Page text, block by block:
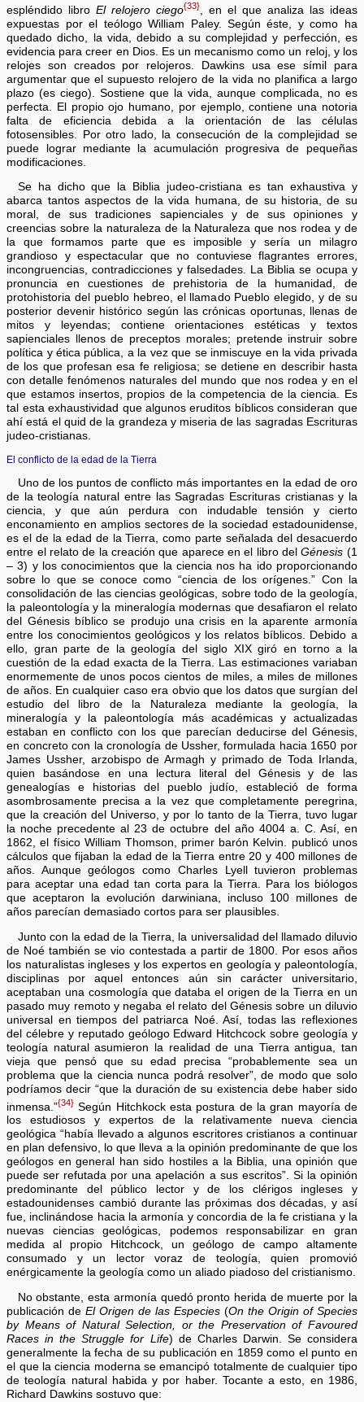
espléndido libroEl relojero ciego{33}
, en el que analiza las ideas
expuestas por el teólogo William Paley. Según éste, y como ha
quedado dicho, la vida, debido a su complejidad y perfección, es
evidencia para creer en Dios. Es un mecanismo como un reloj, y los
relojes son creados por relojeros. Dawkins usa ese símil para
argumentar que el supuesto relojero de la vida no planifica a largo
plazo (es ciego). Sostiene que la vida, aunque complicada, no es
perfecta. El propio ojo humano, por ejemplo, contiene una notoria
falta de eficiencia debida a la orientación de las células
fotosensibles. Por otro lado, la consecución de la complejidad se
puede lograr mediante la acumulación progresiva de pequeñas
modificaciones.
Se ha dicho que la Biblia judeo-cristiana es tan exhaustiva y
abarca tantos aspectos de la vida humana, de su historia, de su
moral, de sus tradiciones sapienciales y de sus opiniones y
creencias sobre la naturaleza de la Naturaleza que nos rodea y de
la que formamos parte que es imposible y sería un milagro
grandioso y espectacular que no contuviese flagrantes errores,
incongruencias, contradicciones y falsedades. La Biblia se ocupa y
pronuncia en cuestiones de prehistoria de la humanidad, de
protohistoria del pueblo hebreo, el llamado Pueblo elegido, y de su
posterior devenir histórico según las crónicas oportunas, llenas de
mitos y leyendas; contiene orientaciones estéticas y textos
sapienciales llenos de preceptos morales; pretende instruir sobre
política y ética pública, a la vez que se inmiscuye en la vida privada
de los que profesan esa fe religiosa; se detiene en describir hasta
con detalle fenómenos naturales del mundo que nos rodea y en el
que estamos insertos, propios de la competencia de la ciencia. Es
tal esta exhaustividad que algunos eruditos bíblicos consideran que
ahí está el quid de la grandeza y miseria de las sagradas Escrituras
judeo-cristianas.
El conflicto de la edad de la Tierra
Uno de los puntos de conflicto más importantes en la edad de oro
de la teología natural entre las Sagradas Escrituras cristianas y la
ciencia, y que aún perdura con indudable tensión y cierto
enconamiento en amplios sectores de la sociedad estadounidense,
es el de la edad de la Tierra, como parte señalada del desacuerdo
entre el relato de la creación que aparece en el libro delGénesis (1
– 3) y los conocimientos que la ciencia nos ha ido proporcionando
sobre lo que se conoce como “ciencia de los orígenes.” Con la
consolidación de las ciencias geológicas, sobre todo de la geología,
la paleontología y la mineralogía modernas que desafiaron el relato
del Génesis bíblico se produjo una crisis en la aparente armonía
entre los conocimientos geológicos y los relatos bíblicos. Debido a
ello, gran parte de la geología del siglo XIX giró en torno a la
cuestión de la edad exacta de la Tierra. Las estimaciones variaban
enormemente de unos pocos cientos de miles, a miles de millones
de años. En cualquier caso era obvio que los datos que surgían del
estudio del libro de la Naturaleza mediante la geología, la
mineralogía y la paleontología más académicas y actualizadas
estaban en conflicto con los que parecían deducirse del Génesis,
en concreto con la cronología de Ussher, formulada hacia 1650 por
James Ussher, arzobispo de Armagh y primado de Toda Irlanda,
quien basándose en una lectura literal del Génesis y de las
genealogías e historias del pueblo judío, estableció de forma
asombrosamente precisa a la vez que completamente peregrina,
que la creación del Universo, y por lo tanto de la Tierra, tuvo lugar
la noche precedente al 23 de octubre del año 4004 a. C. Así, en
1862, el físico William Thomson, primer barón Kelvin. publicó unos
cálculos que fijaban la edad de la Tierra entre 20 y 400 millones de
años. Aunque geólogos como Charles Lyell tuvieron problemas
para aceptar una edad tan corta para la Tierra. Para los biólogos
que aceptaron la evolución darwiniana, incluso 100 millones de
años parecían demasiado cortos para ser plausibles.
Junto con la edad de la Tierra, la universalidad del llamado diluvio
de Noé también se vio contestada a partir de 1800. Por esos años
los naturalistas ingleses y los expertos en geología y paleontología,
disciplinas por aquel entonces aún sin carácter universitario,
aceptaban una cosmología que databa el origen de la Tierra en un
pasado muy remoto y negaba el relato del Génesis sobre un diluvio
universal en tiempos del patriarca Noé. Así, todas las reflexiones
del célebre y reputado geólogo Edward Hitchcock sobre geología y
teología natural asumieron la realidad de una Tierra antigua, tan
vieja que pensó que su edad precisa “probablemente sea un
problema que la ciencia nunca podrá resolver”, de modo que solo
podríamos decir “que la duración de su existencia debe haber sido
inmensa.”{34} Según Hitchkock esta postura de la gran mayoría de
los estudiosos y expertos de la relativamente nueva ciencia
geológica “había llevado a algunos escritores cristianos a continuar
en plan defensivo, lo que lleva a la opinión predominante de que los
geólogos en general han sido hostiles a la Biblia, una opinión que
puede ser refutada por una apelación a sus escritos”. Si la opinión
predominante del público lector y de los clérigos ingleses y
estadounidenses cambió durante las próximas dos décadas, y así
fue, inclinándose hacia la armonía y concordia de la fe cristiana y la
nuevas ciencias geológicas, podemos responsabilizar en gran
medida al propio Hitchcock, un geólogo de campo altamente
consumado y un lector voraz de teología, quien promovió
enérgicamente la geología como un aliado piadoso del cristianismo.
No obstante, esta armonía quedó pronto herida de muerte por la
publicación deEl Origen de las Especies (On the Origin of Species
by Means of Natural Selection, or the Preservation of Favoured
Races in the Struggle for Life) de Charles Darwin. Se considera
generalmente la fecha de su publicación en 1859 como el punto en
el que la ciencia moderna se emancipó totalmente de cualquier tipo
de teología natural habida y por haber. Tocante a esto, en 1986,
Richard Dawkins sostuvo que: